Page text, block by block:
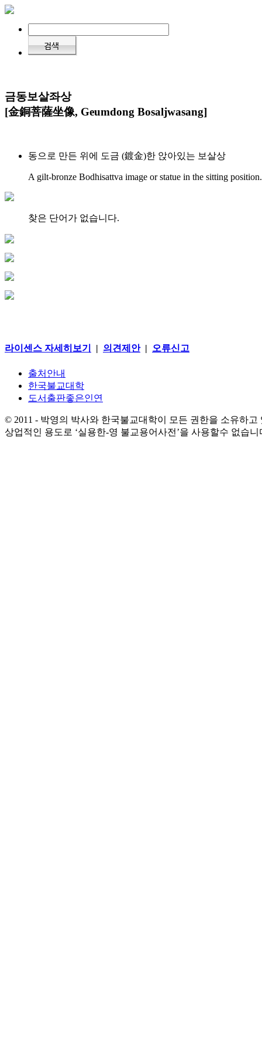
금동보살좌상
[金銅菩薩坐像, Geumdong Bosaljwasang]
동으로 만든 위에 도금 (鍍金)한 앉아있는 보살상
A gilt-bronze Bodhisattva image or statue in the sitting position.
찾은 단어가 없습니다.
라이센스 자세히보기 | 의견제안| 오류신고
출처안내
한국불교대학
도서출판좋은인연
© 2011 - 박영의 박사와 한국불교대학이 모든 권한을 소유하고
상업적인 용도로 ‘실용한-영 불교용어사전’을 사용할수 없습니